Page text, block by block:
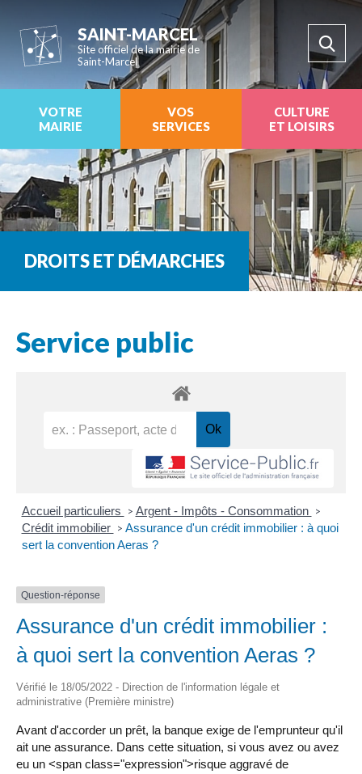
SAINT-MARCEL
Site officiel de la mairie de
Saint-Marcel
VOTRE
MAIRIE
VOS
SERVICES
CULTURE
ET LOISIRS
DROITS ET DÉMARCHES
Service public
Accueil particuliers > Argent - Impôts - Consommation >
Crédit immobilier > Assurance d'un crédit immobilier : à quoi
sert la convention Aeras ?
Question-réponse
Assurance d'un crédit immobilier :
à quoi sert la convention Aeras ?
Vérifié le 18/05/2022 - Direction de l'information légale et
administrative (Première ministre)
Avant d'accorder un prêt, la banque exige de l'emprunteur qu'il
ait une assurance. Dans cette situation, si vous avez ou avez
eu un <span class="expression">risque aggravé de